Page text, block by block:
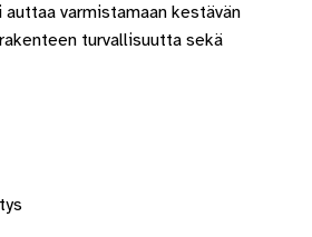
varmistamaan kestävän
turvallisuutta sekä